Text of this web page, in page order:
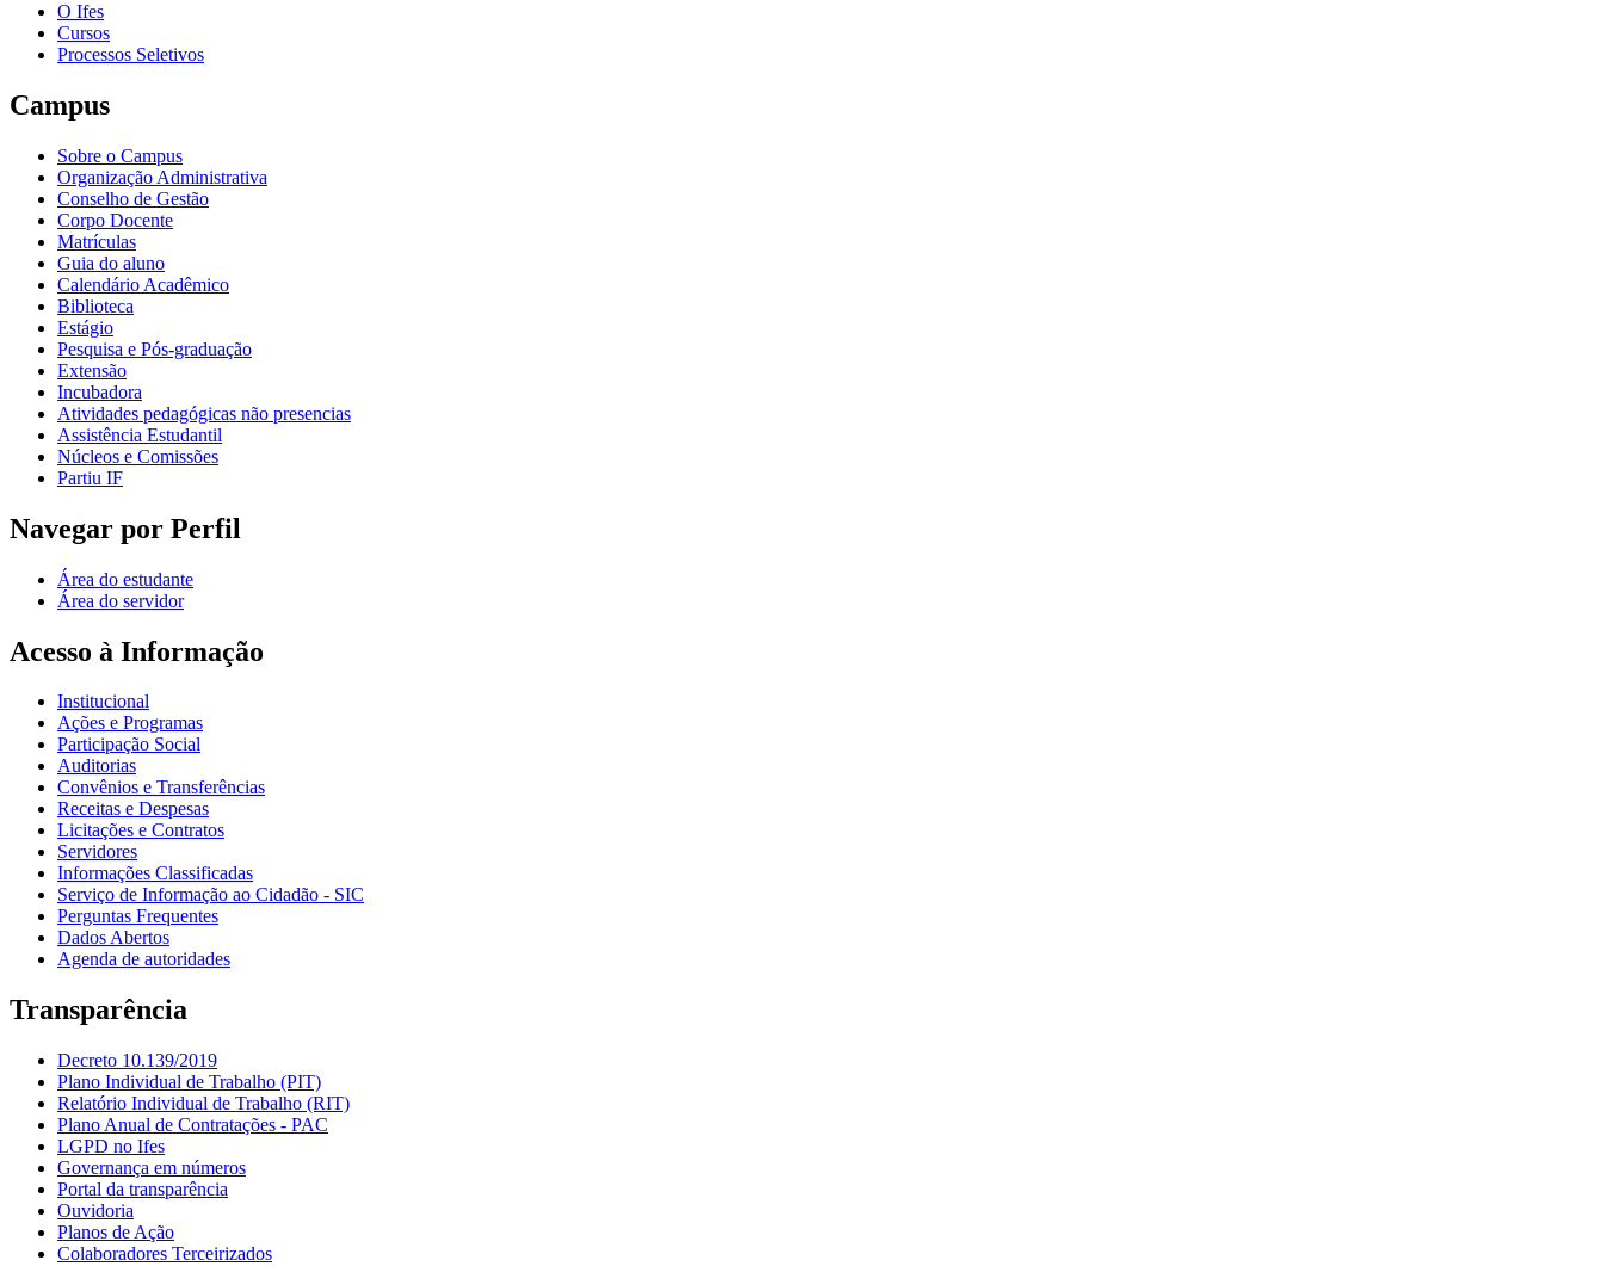
O Ifes
Cursos
Processos Seletivos
Campus
Sobre o Campus
Organização Administrativa
Conselho de Gestão
Corpo Docente
Matrículas
Guia do aluno
Calendário Acadêmico
Biblioteca
Estágio
Pesquisa e Pós-graduação
Extensão
Incubadora
Atividades pedagógicas não presencias
Assistência Estudantil
Núcleos e Comissões
Partiu IF
Navegar por Perfil
Área do estudante
Área do servidor
Acesso à Informação
Institucional
Ações e Programas
Participação Social
Auditorias
Convênios e Transferências
Receitas e Despesas
Licitações e Contratos
Servidores
Informações Classificadas
Serviço de Informação ao Cidadão - SIC
Perguntas Frequentes
Dados Abertos
Agenda de autoridades
Transparência
Decreto 10.139/2019
Plano Individual de Trabalho (PIT)
Relatório Individual de Trabalho (RIT)
Plano Anual de Contratações - PAC
LGPD no Ifes
Governança em números
Portal da transparência
Ouvidoria
Planos de Ação
Colaboradores Terceirizados